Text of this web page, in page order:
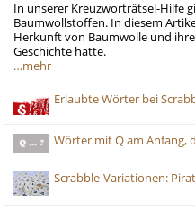
In unserer Kreuzworträtsel-Hilfe
Baumwollstoffen. In diesem
Herkunft von Baumwolle und
Geschichte hatte.
…mehr
Erlaubte Wörter bei
Wörter mit Q am Anfang,
Scrabble-Variationen: